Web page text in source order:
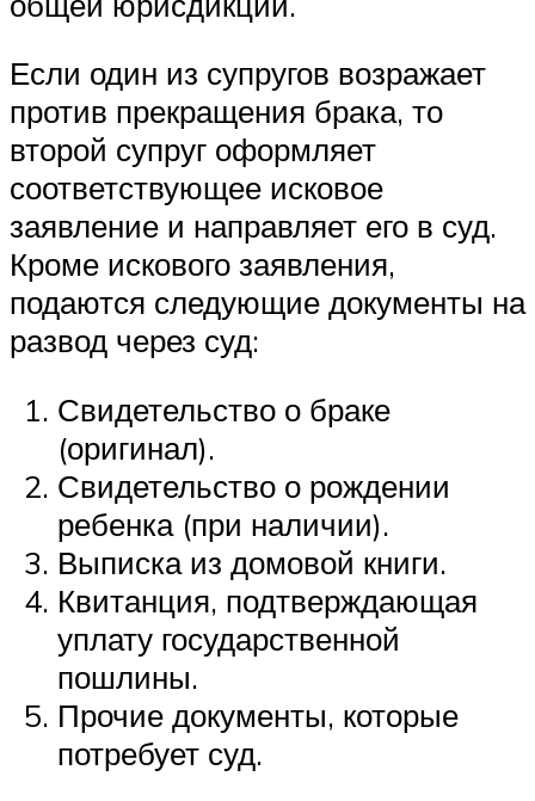
Если один из супругов возражает
против прекращения брака, то
второй супруг оформляет
соответствующее исковое
заявление и направляет его в суд.
Кроме искового заявления,
подаются следующие документы на
развод через суд:
Свидетельство о браке
(оригинал).
Свидетельство о рождении
ребенка (при наличии).
Выписка из домовой книги.
Квитанция, подтверждающая
уплату государственной
пошлины.
Прочие документы, которые
потребует суд.